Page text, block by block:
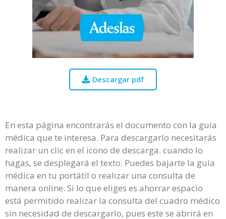
Descargar pdf
En esta página encontrarás el documento con la guía
médica que te interesa. Para descargarlo necesitarás
realizar un clic en el icono de descarga. cuando lo
hagas, se desplegará el texto. Puedes bajarte la guía
médica en tu portátil o realizar una consulta de
manera online. Si lo que eliges es ahorrar espacio
está permitido realizar la consulta del cuadro médico
sin necesidad de descargarlo, pues este se abrirá en